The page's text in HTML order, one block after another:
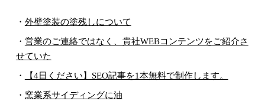
・ 外壁塗装の塗残しについて
・ 営業のご連絡ではなく、貴社WEBコンテンツをご紹介さ
せていた
・
【4日ください】SEO記事を1本無料で制作します。
・ 窯業系サイディングに油